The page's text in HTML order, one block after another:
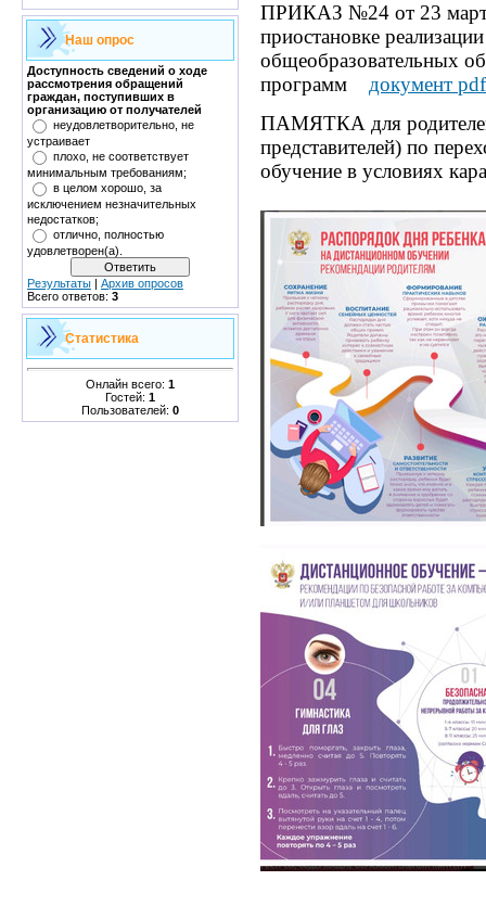
Наш опрос
Доступность сведений о ходе
рассмотрения обращений
граждан, поступивших в
организацию от получателей
неудовлетворительно, не
устраивает
плохо, не соответствует
минимальным требованиям;
в целом хорошо, за
исключением незначительных
недостатков;
отлично, полностью
удовлетворен(а).
Результаты | Архив опросов
Всего ответов: 3
Статистика
Онлайн всего: 1
Гостей: 1
Пользователей: 0
ПРИКАЗ №24 от 23
приостановке
общеобразовательных
программ документ pdf
ПАМЯТКА для
представителей) по
обучение в условиях